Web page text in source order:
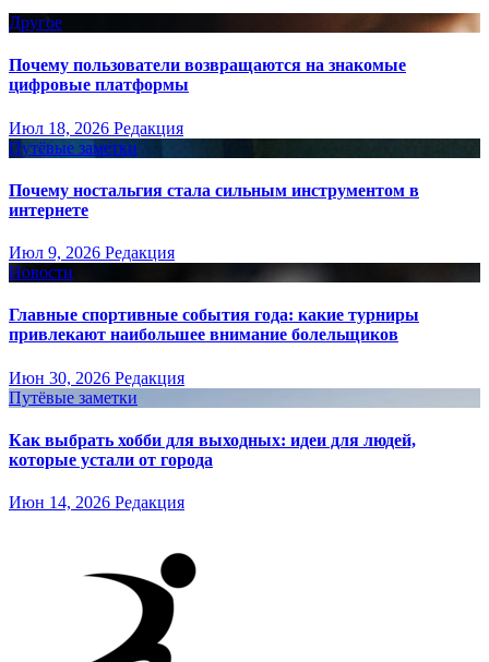
Другое
Почему пользователи возвращаются на знакомые
цифровые платформы
Июл 18, 2026 Редакция
Путёвые заметки
Почему ностальгия стала сильным инструментом в
интернете
Июл 9, 2026 Редакция
Новости
Главные спортивные события года: какие турниры
привлекают наибольшее внимание болельщиков
Июн 30, 2026 Редакция
Путёвые заметки
Как выбрать хобби для выходных: идеи для людей,
которые устали от города
Июн 14, 2026 Редакция